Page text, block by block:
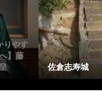
りやす
】藤
佐倉志寿城